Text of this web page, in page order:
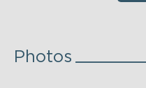
Photos